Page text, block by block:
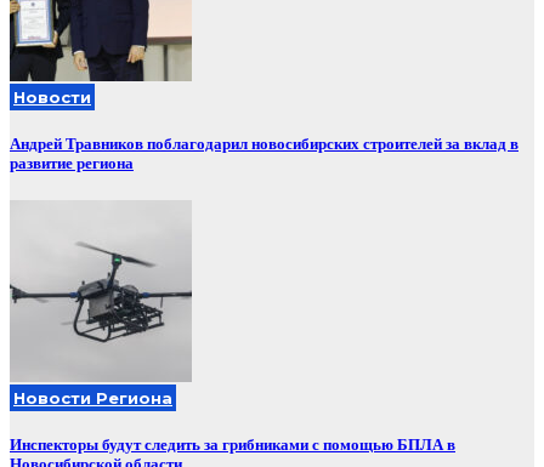
Новости
Андрей Травников поблагодарил новосибирских строителей за вклад в
развитие региона
Новости Региона
Инспекторы будут следить за грибниками с помощью БПЛА в